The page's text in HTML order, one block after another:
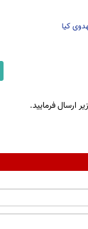
کیا
ارسال فرمایید.